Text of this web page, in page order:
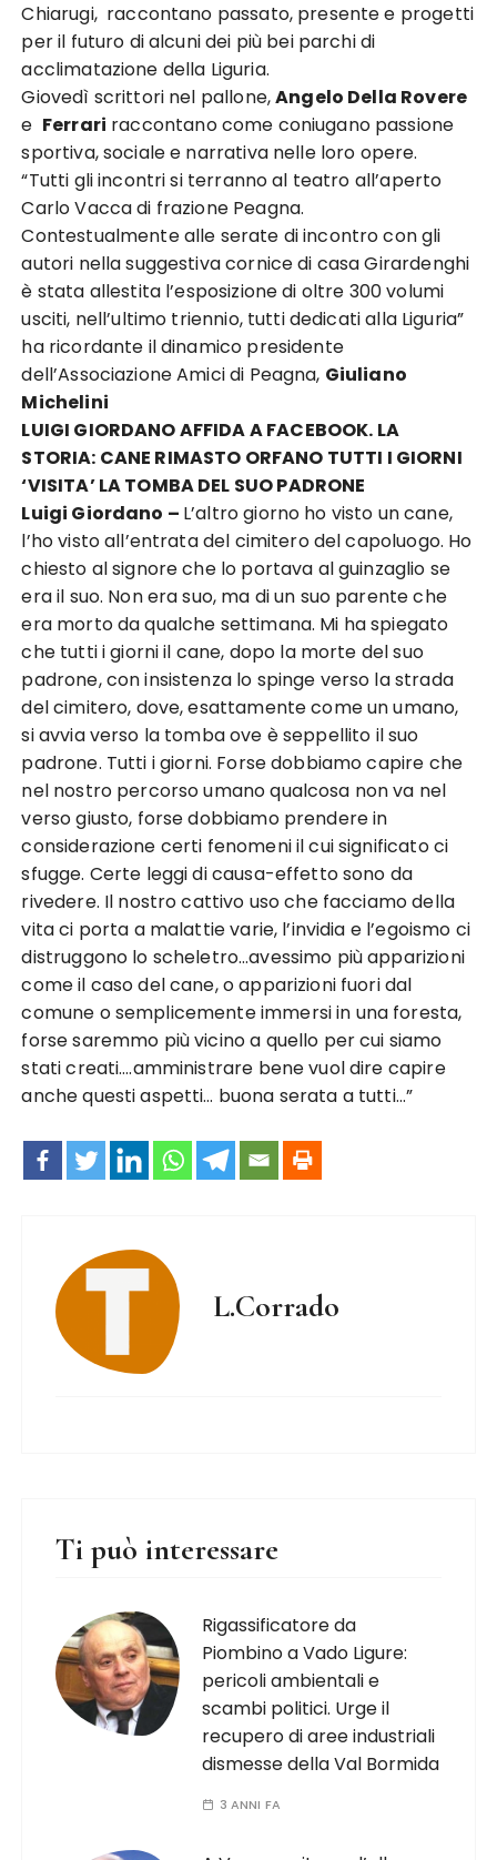
Chiarugi, raccontano passato, presente e progetti
per il futuro di alcuni dei più bei parchi di
acclimatazione della Liguria.
Giovedì scrittori nel pallone,Angelo Della Rovere
e Ferrari raccontano come coniugano passione
sportiva, sociale e narrativa nelle loro opere.
“Tutti gli incontri si terranno al teatro all’aperto
Carlo Vacca di frazione Peagna.
Contestualmente alle serate di incontro con gli
autori nella suggestiva cornice di casa Girardenghi
è stata allestita l’esposizione di oltre 300 volumi
usciti, nell’ultimo triennio, tutti dedicati alla Liguria”
ha ricordante il dinamico presidente
dell’Associazione Amici di Peagna, Giuliano
Michelini
LUIGI GIORDANO AFFIDA A FACEBOOK. LA
STORIA: CANE RIMASTO ORFANO TUTTI I GIORNI
‘VISITA’ LA TOMBA DEL SUO PADRONE
Luigi Giordano – L’altro giorno ho visto un cane,
l’ho visto all’entrata del cimitero del capoluogo. Ho
chiesto al signore che lo portava al guinzaglio se
era il suo. Non era suo, ma di un suo parente che
era morto da qualche settimana. Mi ha spiegato
che tutti i giorni il cane, dopo la morte del suo
padrone, con insistenza lo spinge verso la strada
del cimitero, dove, esattamente come un umano,
si avvia verso la tomba ove è seppellito il suo
padrone. Tutti i giorni. Forse dobbiamo capire che
nel nostro percorso umano qualcosa non va nel
verso giusto, forse dobbiamo prendere in
considerazione certi fenomeni il cui significato ci
sfugge. Certe leggi di causa-effetto sono da
rivedere. Il nostro cattivo uso che facciamo della
vita ci porta a malattie varie, l’invidia e l’egoismo ci
distruggono lo scheletro…avessimo più apparizioni
come il caso del cane, o apparizioni fuori dal
comune o semplicemente immersi in una foresta,
forse saremmo più vicino a quello per cui siamo
stati creati….amministrare bene vuol dire capire
anche questi aspetti… buona serata a tutti…”
L.Corrado
Ti può interessare
Rigassificatore da
Piombino a Vado Ligure:
pericoli ambientali e
scambi politici. Urge il
recupero di aree industriali
dismesse della Val Bormida
3 ANNI FA